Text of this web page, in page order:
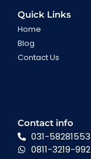
Quick Links
Home
Blog
Contact Us
Contact info
031-58281553
0811-3219-992